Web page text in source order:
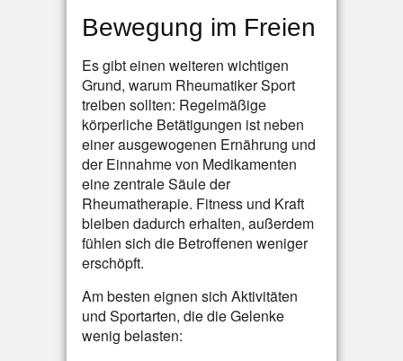
Bewegung im Freien
Es gibt einen weiteren wichtigen
Grund, warum Rheumatiker Sport
treiben sollten: Regelmäßige
körperliche Betätigungen ist neben
einer ausgewogenen Ernährung und
der Einnahme von Medikamenten
eine zentrale Säule der
Rheumatherapie. Fitness und Kraft
bleiben dadurch erhalten, außerdem
fühlen sich die Betroffenen weniger
erschöpft.
Am besten eignen sich Aktivitäten
und Sportarten, die die Gelenke
wenig belasten: